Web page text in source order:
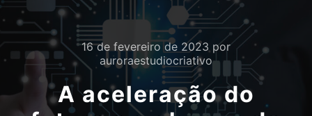
16 de fevereiro de 2023 por
auroraestudiocriativo
A aceleração do